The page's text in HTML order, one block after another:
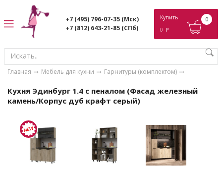
+7 (495) 796-07-35 (Мск)
+7 (812) 643-21-85 (СПб)
Купить
0 p
0
Главная Мебель для кухни Гарнитуры (комплектом)
Кухня Эдинбург 1.4 с пеналом (Фасад железный
камень/Корпус дуб крафт серый)